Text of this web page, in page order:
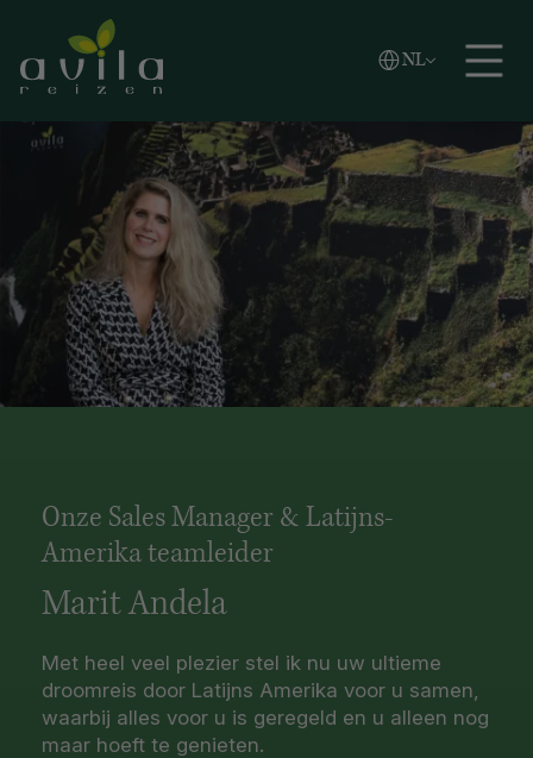
Zoeken
NL
Vlaams
English
Onze Sales Manager & Latijns-
Amerika teamleider
Marit Andela
Met heel veel plezier stel ik nu uw ultieme
droomreis door Latijns Amerika voor u samen,
waarbij alles voor u is geregeld en u alleen nog
maar hoeft te genieten.